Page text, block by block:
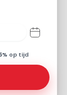
op tijd